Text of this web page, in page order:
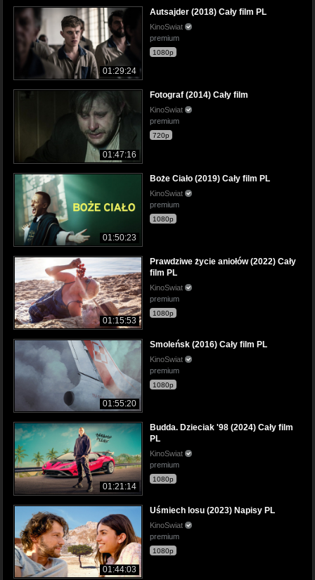
01:29:24
Autsajder (2018) Cały film PL
KinoSwiat
premium
1080p
01:47:16
Fotograf (2014) Cały film
KinoSwiat
premium
720p
01:50:23
Boże Ciało (2019) Cały film PL
KinoSwiat
premium
1080p
01:15:53
Prawdziwe życie aniołów (2022) Cały
film PL
KinoSwiat
premium
1080p
01:55:20
Smoleńsk (2016) Cały film PL
KinoSwiat
premium
1080p
01:21:14
Budda. Dzieciak '98 (2024) Cały film
PL
KinoSwiat
premium
1080p
01:44:03
Uśmiech losu (2023) Napisy PL
KinoSwiat
premium
1080p